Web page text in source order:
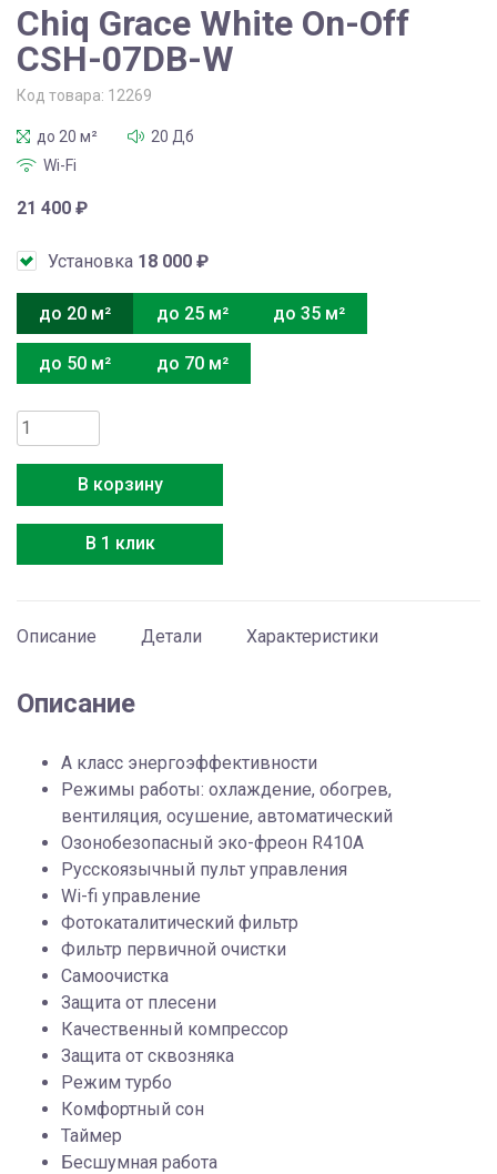
Chiq Grace White On-Off
CSH-07DB-W
Код товара: 12269
до 20 м²
20 Дб
Wi-Fi
21 400 ₽
Установка 18 000 ₽
до 20 м² до 25 м² до 35 м²
до 50 м² до 70 м²
Количество
товара
Grace
White
07DB-
В корзину
В 1 клик
Описание Детали Характеристики
Описание
A класс энергоэффективности
Режимы работы: охлаждение, обогрев,
вентиляция, осушение, автоматический
Озонобезопасный эко-фреон R410A
Русскоязычный пульт управления
Wi-fi управление
Фотокаталитический фильтр
Фильтр первичной очистки
Самоочистка
Защита от плесени
Качественный компрессор
Защита от сквозняка
Режим турбо
Комфортный сон
Таймер
Бесшумная работа